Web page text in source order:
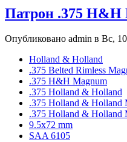
Патрон .375 H&H
Опубликовано admin в Вс,
Holland & Holland
.375 Belted Rimless
.375 H&H Magnum
.375 Holland & Holland
.375 Holland & Holland
.375 Holland & Holland
9.5x72 mm
SAA 6105